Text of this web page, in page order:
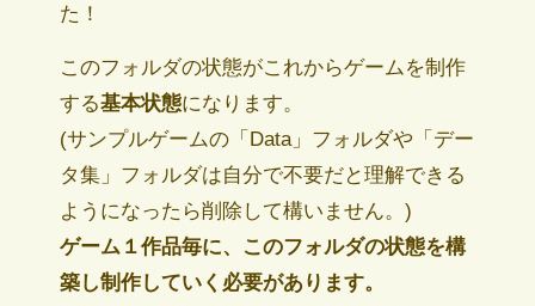
た！
このフォルダの状態がこれからゲームを制作
する基本状態になります。
(サンプルゲームの「Data」フォルダや「デー
タ集」フォルダは自分で不要だと理解できる
ようになったら削除して構いません。)
ゲーム１作品毎に、このフォルダの状態を構
築し制作していく必要があります。